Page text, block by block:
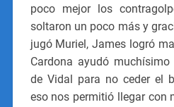
poco mejor los
soltaron un poco más y
jugó Muriel, James logró
Cardona ayudó
de Vidal para no ceder el
eso nos permitió llegar con